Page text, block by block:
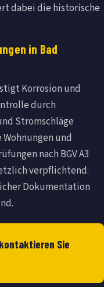
dabei die historische
in Bad
Korrosion und
durch
Stromschläge
und
nach BGV A3
verpflichtend.
Dokumentation
Sie